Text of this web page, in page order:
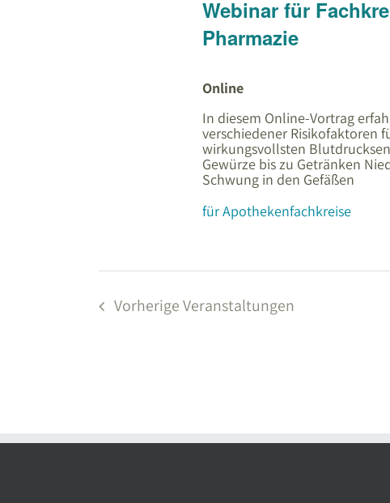
Webinar für
Pharmazie
Online
In diesem Online-Vortrag
verschiedener Risikofaktoren
wirkungsvollsten
Gewürze bis zu Getränken
Schwung in den Gefäßen
für Apothekenfachkreise
VorherigeVeranstaltungen